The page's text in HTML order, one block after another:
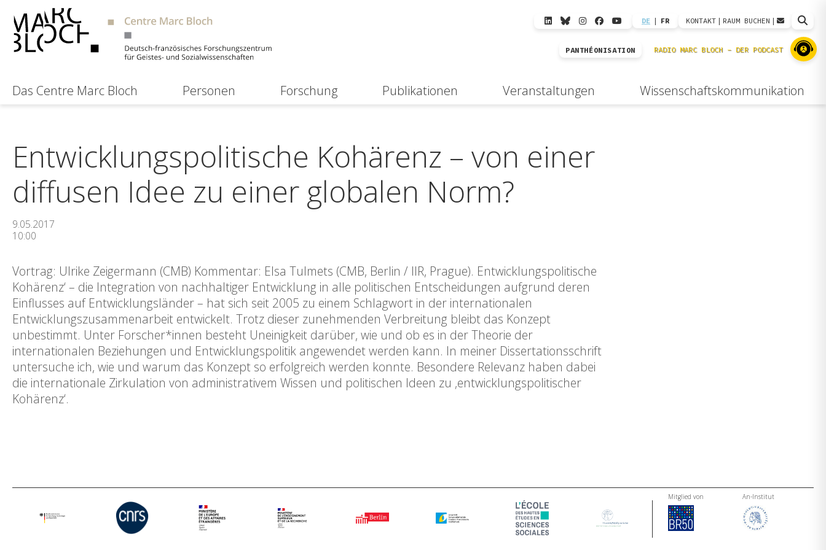
DE | FR KONTAKT | RAUM BUCHEN |
PANTHÉONISATION
Das Centre Marc Bloch Personen Forschung Publikationen Veranstaltungen Wissenschaftskommunikation
Entwicklungspolitische Kohärenz – von einer
diffusen Idee zu einer globalen Norm?
9.05.2017
10:00
Vortrag: Ulrike Zeigermann (CMB) Kommentar: Elsa Tulmets (CMB, Berlin / IIR, Prague). Entwicklungspolitische
Kohärenz‘ – die Integration von nachhaltiger Entwicklung in alle politischen Entscheidungen aufgrund deren
Einflusses auf Entwicklungsländer – hat sich seit 2005 zu einem Schlagwort in der internationalen
Entwicklungszusammenarbeit entwickelt. Trotz dieser zunehmenden Verbreitung bleibt das Konzept
unbestimmt. Unter Forscher*innen besteht Uneinigkeit darüber, wie und ob es in der Theorie der
internationalen Beziehungen und Entwicklungspolitik angewendet werden kann. In meiner Dissertationsschrift
untersuche ich, wie und warum das Konzept so erfolgreich werden konnte. Besondere Relevanz haben dabei
die internationale Zirkulation von administrativem Wissen und politischen Ideen zu ‚entwicklungspolitischer
Kohärenz‘.
Mitglied von An-Institut